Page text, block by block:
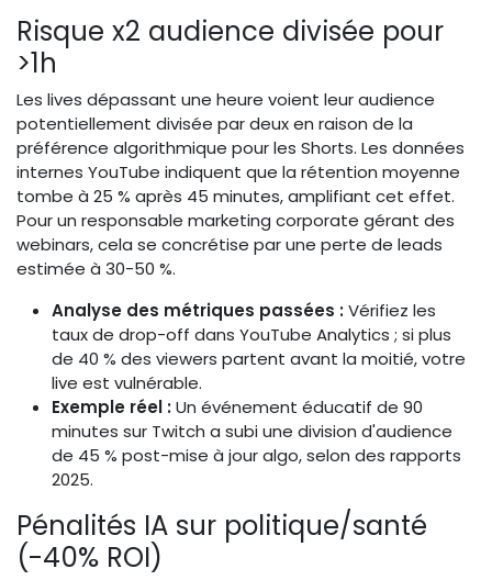
Risque x2 audience divisée pour
>1h
Les lives dépassant une heure voient leur audience
potentiellement divisée par deux en raison de la
préférence algorithmique pour les Shorts. Les données
internes YouTube indiquent que la rétention moyenne
tombe à 25 % après 45 minutes, amplifiant cet effet.
Pour un responsable marketing corporate gérant des
webinars, cela se concrétise par une perte de leads
estimée à 30-50 %.
Analyse des métriques passées :Vérifiez les
taux de drop-off dans YouTube Analytics ; si plus
de 40 % des viewers partent avant la moitié, votre
live est vulnérable.
Exemple réel :Un événement éducatif de 90
minutes sur Twitch a subi une division d'audience
de 45 % post-mise à jour algo, selon des rapports
2025.
Pénalités IA sur politique/santé
(-40% ROI)